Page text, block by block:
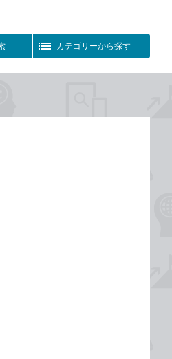
カテゴリーから探す